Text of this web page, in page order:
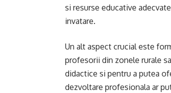
si resurse educative
invatare.
Un alt aspect crucial este
profesorii din zonele rurale
didactice si pentru a putea
dezvoltare profesionala ar